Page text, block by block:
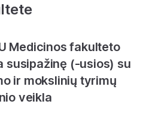
Medicinos fakulteto
susipažinę (-usios) su
ir mokslinių tyrimų
veikla